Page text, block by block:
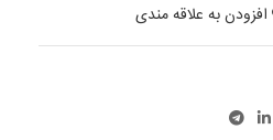
افزودن به علاقه مندی